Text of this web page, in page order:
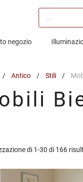
Products
search
negozio
/ Antico / Stili /
di 1-30 di 166